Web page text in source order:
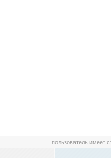
пользователь имеет